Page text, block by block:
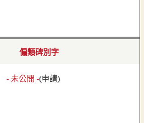
偏類碑別字
- 未公開 -(申請)